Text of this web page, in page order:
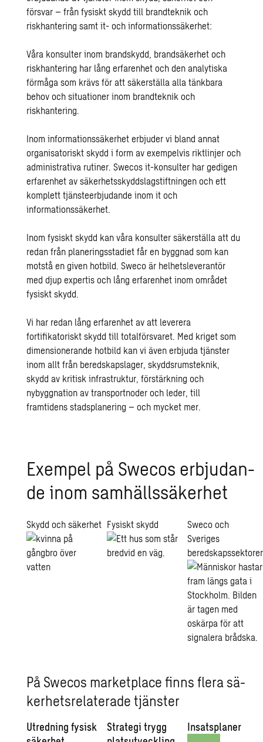
försvar – från fysiskt skydd till brandteknik och
riskhantering samt it- och informationssäkerhet:
Våra konsulter inom brandskydd, brandsäkerhet och
riskhantering har lång erfarenhet och den analytiska
förmåga som krävs för att säkerställa alla tänkbara
behov och situationer inom brandteknik och
riskhantering.
Inom informationssäkerhet erbjuder vi bland annat
organisatoriskt skydd i form av exempelvis riktlinjer och
administrativa rutiner. Swecos it-konsulter har gedigen
erfarenhet av säkerhetsskyddslagstiftningen och ett
komplett tjänsteerbjudande inom it och
informationssäkerhet.
Inom fysiskt skydd kan våra konsulter säkerställa att du
redan från planeringsstadiet får en byggnad som kan
motstå en given hotbild. Sweco är helhetsleverantör
med djup expertis och lång erfarenhet inom området
fysiskt skydd.
Vi har redan lång erfarenhet av att leverera
fortifikatoriskt skydd till totalförsvaret. Med kriget som
dimensionerande hotbild kan vi även erbjuda tjänster
inom allt från beredskapslager, skyddsrumsteknik,
skydd av kritisk infrastruktur, förstärkning och
nybyggnation av transportnoder och leder, till
framtidens stadsplanering – och mycket mer.
Ex­em­pel på Swe­cos er­bju­dan­
de inom sam­hälls­sä­ker­het
Skydd och säkerhet Fysiskt skydd
Sweco och
Sveriges
beredskapssektorer
På Swe­cos mar­ket­pla­ce finns flera sä­
ker­hets­re­la­te­ra­de tjäns­ter
Ut­red­ning fy­sisk
Stra­te­gi trygg
In­sats­pla­ner